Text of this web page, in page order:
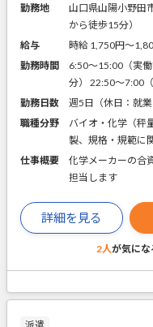
勤務地
山口県山陽小野田
から徒歩15分）
給与
時給 1,750円〜
勤務時間
6:50～15:00（実
分） 22:50～7:00
勤務日数
週5日（休日：就業
職種分野
バイオ・化学（秤
製、規格・規範に
仕事概要
化学メーカーの合
担当します
詳細を見る
2人が気にな